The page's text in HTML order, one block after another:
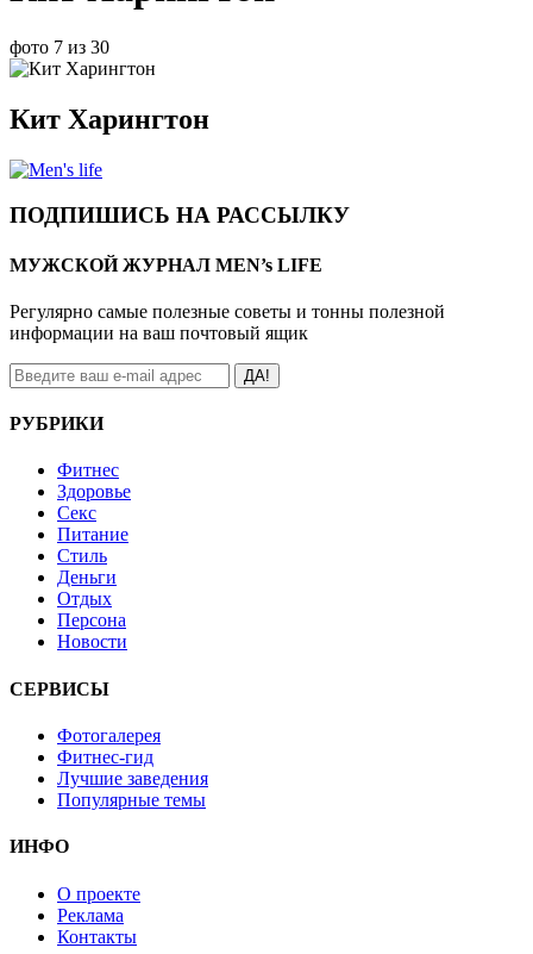
фото 7 из 30
Кит Харингтон
ПОДПИШИСЬ НА РАССЫЛКУ
МУЖСКОЙ ЖУРНАЛ MEN’s LIFE
Регулярно самые полезные советы и тонны полезной
информации на ваш почтовый ящик
ДА!
РУБРИКИ
Фитнес
Здоровье
Секс
Питание
Стиль
Деньги
Отдых
Персона
Новости
СЕРВИСЫ
Фотогалерея
Фитнес-гид
Лучшие заведения
Популярные темы
ИНФО
О проекте
Реклама
Контакты